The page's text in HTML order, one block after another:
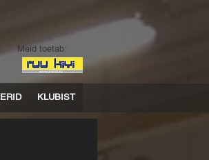
Meid toetab:
KLUBIST